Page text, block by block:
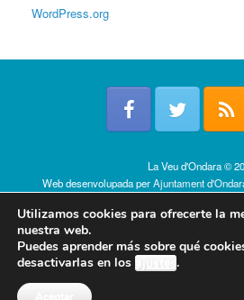
WordPress.org
La Veu d'Ondara ©
Web desenvolupada perAjuntament
Utilizamos cookies para ofrecerte la
nuestra web.
Puedes aprender más sobre qué
desactivarlas en los ajustes.